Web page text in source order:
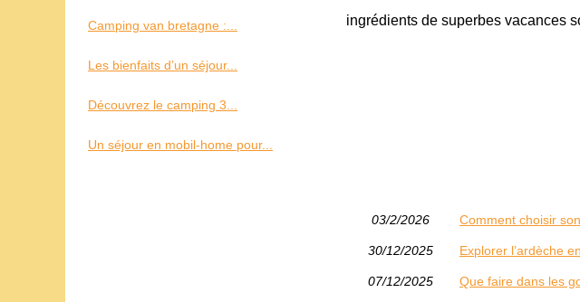
ingrédients de superbes vacances
03/2/2026 Comment choisir
30/12/2025 Explorer l’ardèche
07/12/2025 Que faire dans les
Camping van bretagne :...
Les bienfaits d’un séjour...
Découvrez le camping 3...
Un séjour en mobil-home pour...